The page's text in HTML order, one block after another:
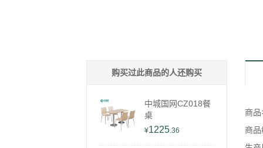
商
商
购买过此商品的人还购买
中城国网CZ018餐
桌
¥1225.36